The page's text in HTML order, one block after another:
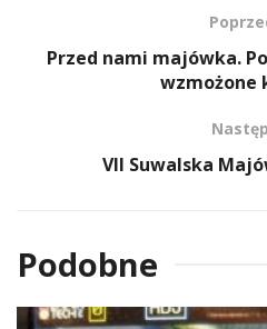
Przed nami majówka.
wzmożone
VII Suwalska
Podobne